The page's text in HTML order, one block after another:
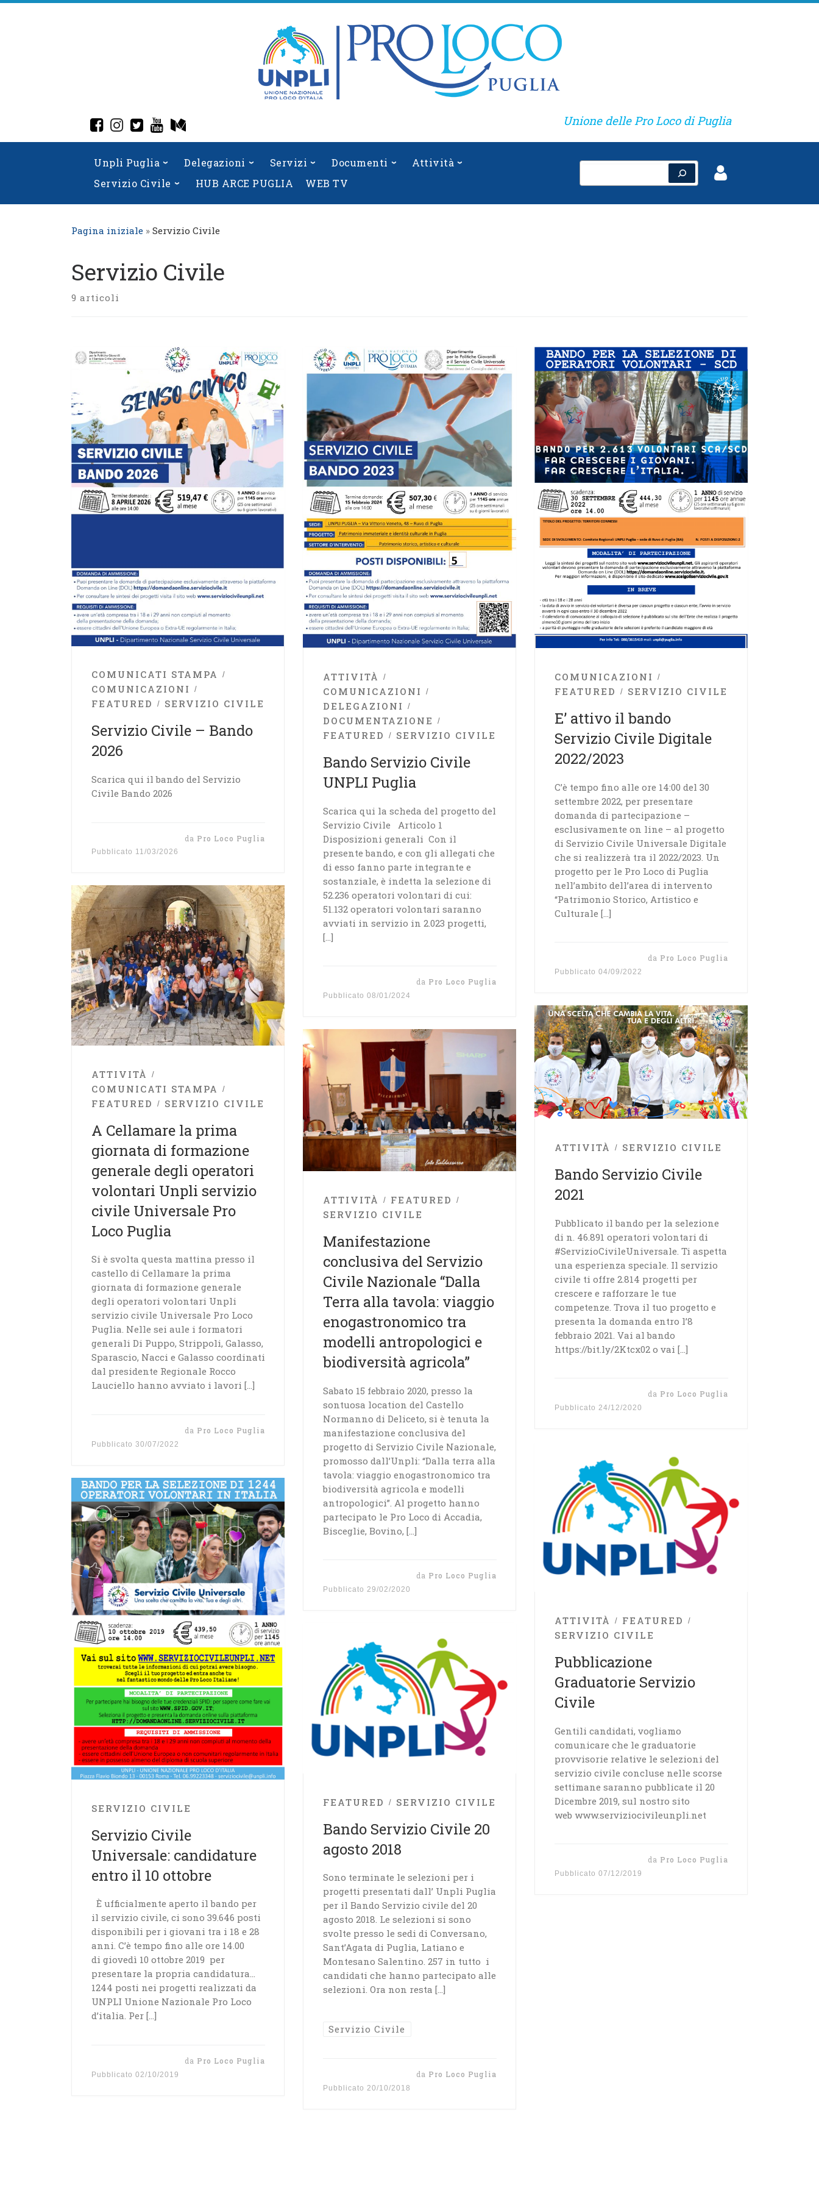
Skip
fab fa-facebook-square
fab fa-instagram
fab fa-twitter-square
fab fa-youtube Unione delle Pro Loco di Puglia
Unpli Puglia Delegazioni Servizi Documenti
Attività
Servizio Civile
HUB ARCE PUGLIA WEB TV
Pagina iniziale » Servizio Civile
Servizio Civile
9 articoli
COMUNICATI STAMPA
COMUNICAZIONI
FEATURED
SERVIZIO CIVILE
Servizio Civile – Bando
2026
Scarica qui il bando del Servizio
Civile Bando 2026
da Pro Loco Puglia
Pubblicato 11/03/2026
ATTIVITÀ
COMUNICAZIONI
DELEGAZIONI
DOCUMENTAZIONE
FEATURED
SERVIZIO CIVILE
Bando Servizio Civile
UNPLI Puglia
Scarica qui la scheda del progetto del
Servizio Civile Articolo 1
Disposizioni generali Con il
presente bando, e con gli allegati che
di esso fanno parte integrante e
sostanziale, è indetta la selezione di
52.236 operatori volontari di cui:
51.132 operatori volontari saranno
avviati in servizio in 2.023 progetti,
[…]
da Pro Loco Puglia
Pubblicato 08/01/2024
COMUNICAZIONI
FEATURED
SERVIZIO CIVILE
E’ attivo il bando
Servizio Civile Digitale
2022/2023
C’è tempo fino alle ore 14:00 del 30
settembre 2022, per presentare
domanda di partecipazione –
esclusivamente on line – al progetto
di Servizio Civile Universale Digitale
che si realizzerà tra il 2022/2023. Un
progetto per le Pro Loco di Puglia
nell’ambito dell’area di intervento
“Patrimonio Storico, Artistico e
Culturale […]
da Pro Loco Puglia
Pubblicato 04/09/2022
ATTIVITÀ
COMUNICATI STAMPA
FEATURED
SERVIZIO CIVILE
A Cellamare la prima
giornata di formazione
generale degli operatori
volontari Unpli servizio
civile Universale Pro
Loco Puglia
Si è svolta questa mattina presso il
castello di Cellamare la prima
giornata di formazione generale
degli operatori volontari Unpli
servizio civile Universale Pro Loco
Puglia. Nelle sei aule i formatori
generali Di Puppo, Strippoli, Galasso,
Sparascio, Nacci e Galasso coordinati
dal presidente Regionale Rocco
Lauciello hanno avviato i lavori […]
da Pro Loco Puglia
Pubblicato 30/07/2022
ATTIVITÀ SERVIZIO CIVILE
Bando Servizio Civile
2021
Pubblicato il bando per la selezione
di n. 46.891 operatori volontari di
#ServizioCivileUniversale. Ti aspetta
una esperienza speciale. Il servizio
civile ti offre 2.814 progetti per
crescere e rafforzare le tue
competenze. Trova il tuo progetto e
presenta la domanda entro l’8
febbraio 2021. Vai al bando
https://bit.ly/2Ktcx02 o vai […]
da Pro Loco Puglia
Pubblicato 24/12/2020
ATTIVITÀ
FEATURED
SERVIZIO CIVILE
Manifestazione
conclusiva del Servizio
Civile Nazionale “Dalla
Terra alla tavola: viaggio
enogastronomico tra
modelli antropologici e
biodiversità agricola”
Sabato 15 febbraio 2020, presso la
sontuosa location del Castello
Normanno di Deliceto, si è tenuta la
manifestazione conclusiva del
progetto di Servizio Civile Nazionale,
promosso dall’Unpli: “Dalla terra alla
tavola: viaggio enogastronomico tra
biodiversità agricola e modelli
antropologici”. Al progetto hanno
partecipato le Pro Loco di Accadia,
Bisceglie, Bovino, […]
da Pro Loco Puglia
Pubblicato 29/02/2020
ATTIVITÀ
FEATURED
SERVIZIO CIVILE
Pubblicazione
Graduatorie Servizio
Civile
Gentili candidati, vogliamo
comunicare che le graduatorie
provvisorie relative le selezioni del
servizio civile concluse nelle scorse
settimane saranno pubblicate il 20
Dicembre 2019, sul nostro sito
web www.serviziocivileunpli.net
da Pro Loco Puglia
Pubblicato 07/12/2019
SERVIZIO CIVILE
Servizio Civile
Universale: candidature
entro il 10 ottobre
È ufficialmente aperto il bando per
il servizio civile, ci sono 39.646 posti
disponibili per i giovani tra i 18 e 28
anni. C’è tempo fino alle ore 14.00
di giovedì 10 ottobre 2019 per
presentare la propria candidatura…
1244 posti nei progetti realizzati da
UNPLI Unione Nazionale Pro Loco
d’italia. Per […]
da Pro Loco Puglia
Pubblicato 02/10/2019
FEATURED SERVIZIO CIVILE
Bando Servizio Civile 20
agosto 2018
Sono terminate le selezioni per i
progetti presentati dall’ Unpli Puglia
per il Bando Servizio civile del 20
agosto 2018. Le selezioni si sono
svolte presso le sedi di Conversano,
Sant’Agata di Puglia, Latiano e
Montesano Salentino. 257 in tutto i
candidati che hanno partecipato alle
selezioni. Ora non resta […]
Servizio Civile
da Pro Loco Puglia
Pubblicato 20/10/2018